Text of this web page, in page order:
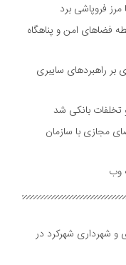
فروپاشی برد
فضا‌های امن و پناهگاه
راهبرد‌های سایبری
بانکی شد
مجازی با سازمان
و شهرداری شهرکرد در